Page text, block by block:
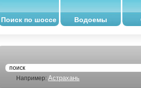
Поиск по шоссе Водоемы
Например: Астрахань